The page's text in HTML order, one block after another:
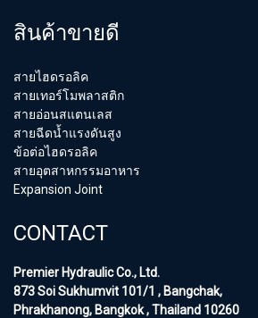
สินค้าขายดี
สายไฮดรอลิค
สายเทอร์โมพลาสติก
สายอ่อนสแตนเลส
สายฉีดน้ำแรงดันสูง
ข้อต่อไฮดรอลิค
สายอุตสาหกรรมอาหาร
Expansion Joint
CONTACT
Premier Hydraulic Co., Ltd.
873 Soi Sukhumvit 101/1 , Bangchak,
Phrakhanong, Bangkok , Thailand 10260